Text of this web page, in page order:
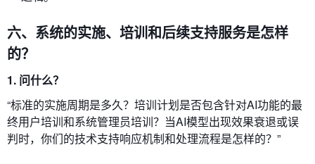
六、系统的实施、培训和后续支持服务是怎样
的？
1. 问什么？
“标准的实施周期是多久？培训计划是否包含针对AI功能的最
终用户培训和系统管理员培训？当AI模型出现效果衰退或误
判时，你们的技术支持响应机制和处理流程是怎样的？”